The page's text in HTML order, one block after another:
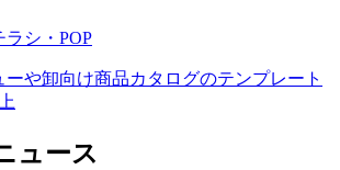
ラシ・POP
ーや卸向け商品カタログのテンプレート
ュース